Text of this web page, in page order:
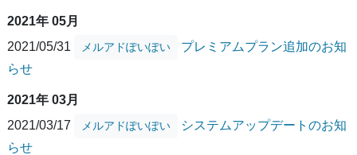
2021年 05月
2021/05/31
メルアドぽいぽい
プレミアムプラン追加のお知
らせ
2021年 03月
2021/03/17
メルアドぽいぽい
システムアップデートのお知
らせ